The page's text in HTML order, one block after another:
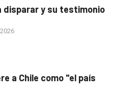
disparar y su testimonio
a Chile como "el país